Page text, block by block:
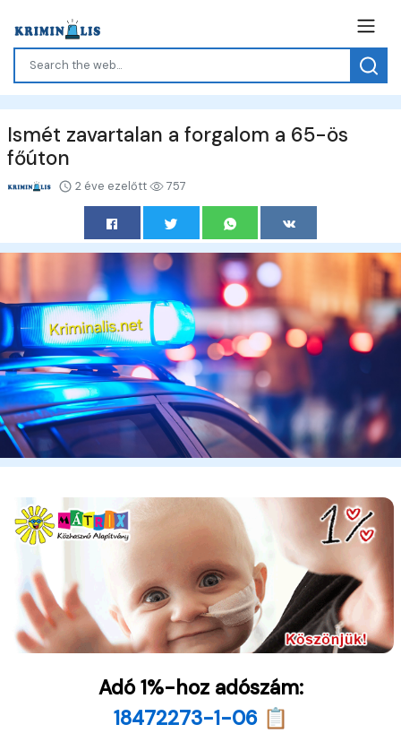
Ismét zavartalan a forgalom a 65-ös
főúton
2 éve ezelőtt 757
Adó 1%-hoz adószám:
18472273-1-06 📋